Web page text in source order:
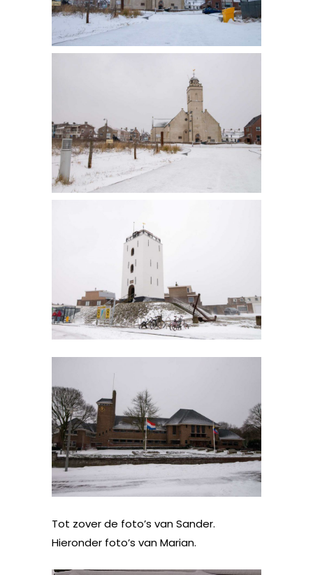
Tot zover de foto’s van Sander.
Hieronder foto’s van Marian.